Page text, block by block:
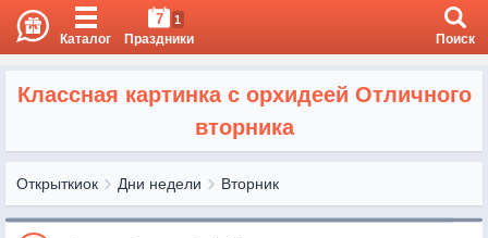
Каталог
7 1
Праздники Поиск
Классная картинка с орхидеей Отличного
вторника
Открыткиок Дни недели Вторник